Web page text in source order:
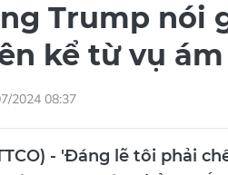
Trump nói
kể từ vụ
2024 08:37
- 'Đáng lẽ tôi phải